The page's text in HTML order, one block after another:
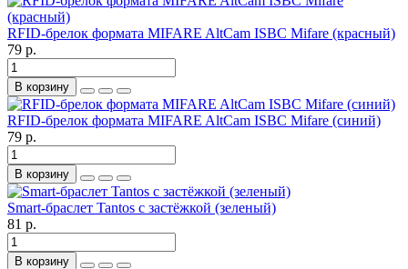
RFID-брелок формата MIFARE AltCam ISBC Mifare (красный)
79 р.
В корзину
RFID-брелок формата MIFARE AltCam ISBC Mifare (синий)
79 р.
В корзину
Smart-браслет Tantos с застёжкой (зеленый)
81 р.
В корзину